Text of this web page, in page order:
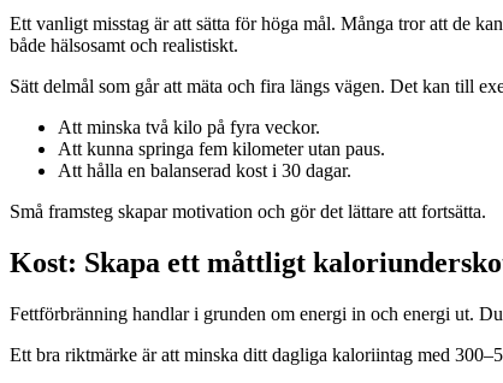
Ett vanligt misstag är att sätta för höga mål. Många tror att de
både hälsosamt och realistiskt.
Sätt delmål som går att mäta och fira längs vägen. Det kan till
Att minska två kilo på fyra veckor.
Att kunna springa fem kilometer utan paus.
Att hålla en balanserad kost i 30 dagar.
Små framsteg skapar motivation och gör det lättare att fortsätta.
Kost: Skapa ett måttligt
Fettförbränning handlar i grunden om energi in och energi ut.
Ett bra riktmärke är att minska ditt dagliga kaloriintag med